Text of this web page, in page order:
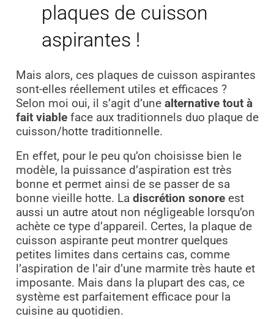
plaques de cuisson
aspirantes !
Mais alors, ces plaques de cuisson aspirantes
sont-elles réellement utiles et efficaces ?
Selon moi oui, il s’agit d’une alternative tout à
fait viableface aux traditionnels duo plaque de
cuisson/hotte traditionnelle.
En effet, pour le peu qu’on choisisse bien le
modèle, la puissance d’aspiration est très
bonne et permet ainsi de se passer de sa
bonne vieille hotte. La discrétion sonoreest
aussi un autre atout non négligeable lorsqu’on
achète ce type d’appareil. Certes, la plaque de
cuisson aspirante peut montrer quelques
petites limites dans certains cas, comme
l’aspiration de l’air d’une marmite très haute et
imposante. Mais dans la plupart des cas, ce
système est parfaitement efficace pour la
cuisine au quotidien.